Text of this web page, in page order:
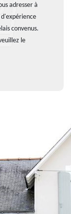
adresser à
d'expérience
convenus.
le